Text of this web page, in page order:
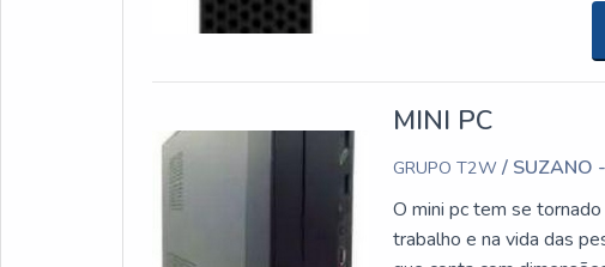
no mercado. Com a
desenvolver produtos
vem se adaptando a
construção, mas que
maioria das empresas,
Ele é o resultado de
MINI PC
GRUPO T2W/ SUZANO
O mini pc tem se
trabalho e na vida das